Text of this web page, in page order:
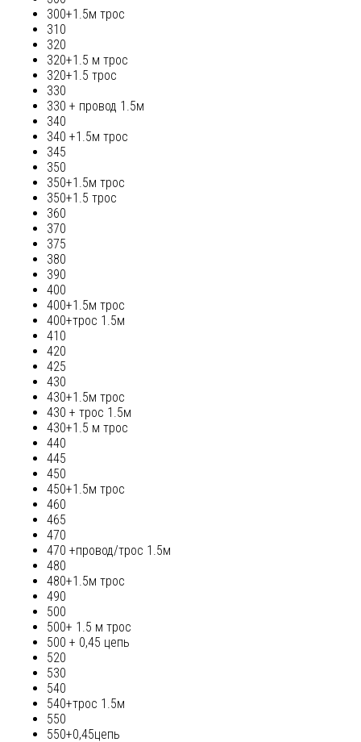
300+1.5м трос
310
320
320+1.5 м трос
320+1.5 трос
330
330 + провод 1.5м
340
340 +1.5м трос
345
350
350+1.5м трос
350+1.5 трос
360
370
375
380
390
400
400+1.5м трос
400+трос 1.5м
410
420
425
430
430+1.5м трос
430 + трос 1.5м
430+1.5 м трос
440
445
450
450+1.5м трос
460
465
470
470 +провод/трос 1.5м
480
480+1.5м трос
490
500
500+ 1.5 м трос
500 + 0,45 цепь
520
530
540
540+трос 1.5м
550
550+0,45цепь